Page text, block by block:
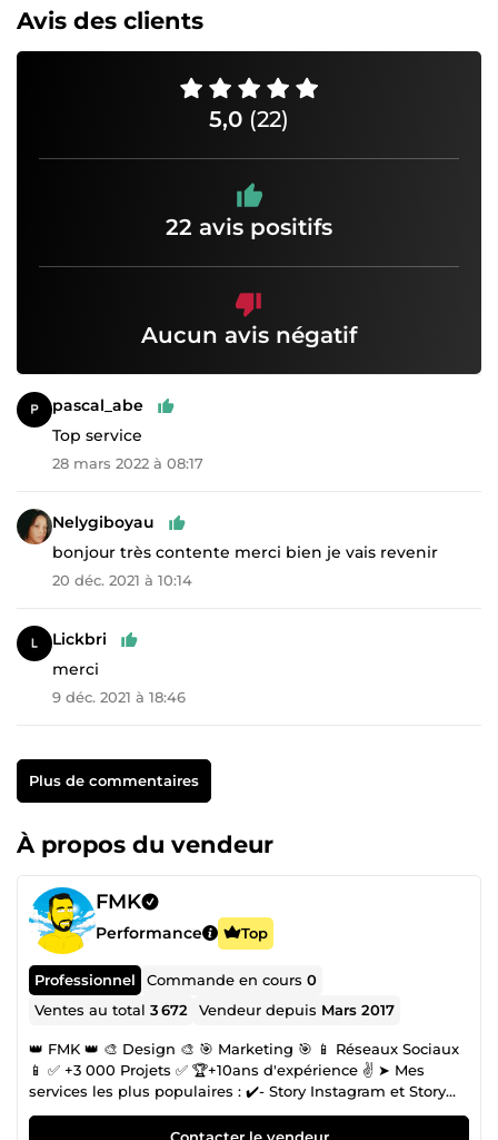
Avis des clients
5,0 (22)
22 avis positifs
Aucun avis négatif
pascal_abe
Top service
28 mars 2022 à 08:17
Nelygiboyau
bonjour très contente merci bien je vais revenir
20 déc. 2021 à 10:14
Lickbri
merci
9 déc. 2021 à 18:46
Plus de commentaires
À propos du vendeur
FMK
Performance Top
Professionnel Commande en cours0
Ventes au total3 672 Vendeur depuis Mars 2017
👑 FMK 👑 🎨 Design 🎨 🎯 Marketing 🎯 📱 Réseaux Sociaux
📱 ✅ +3 000 Projets ✅ 🏆+10ans d'expérience ✌️ ➤ Mes
services les plus populaires : ✔️- Story Instagram et Story
Snapchat ✔️- Visuel pour Publicité Facebook / Facebook
Ads ✔️- Création de Logo ✔️- Intro Youtube et Outro